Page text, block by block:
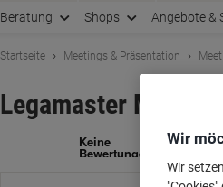
Beratung Shops Angebote &
Startseite Meetings & Präsentation
Legamaster Magic-
Wir
Wir